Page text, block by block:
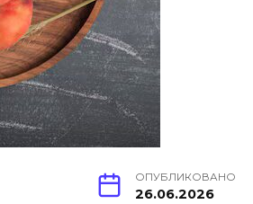
ОПУБЛИКОВАНО
26.06.2026